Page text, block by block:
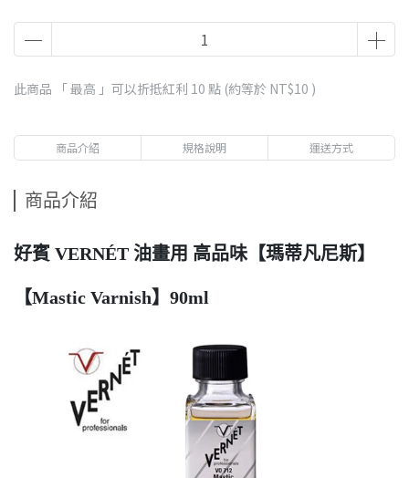
此商品 「 最高 」可以折抵紅利 10 點 (約等於 NT$10 )
商品介紹 規格說明 運送方式
商品介紹
好賓 VERNÉT 油畫用 高品味【瑪蒂凡尼斯】
【Mastic Varnish】90ml